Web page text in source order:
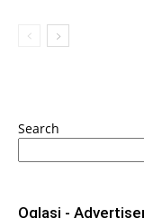
Search
Oglasi -